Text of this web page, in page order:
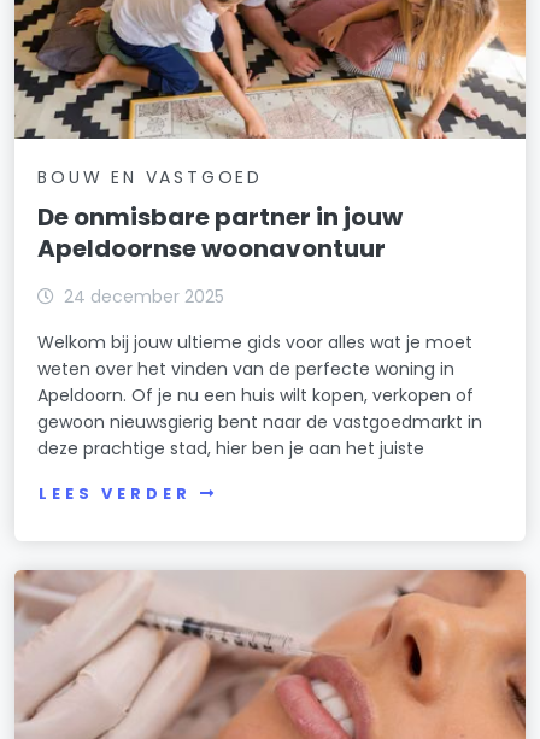
BOUW EN VASTGOED
De onmisbare partner in jouw
Apeldoornse woonavontuur
24 december 2025
Welkom bij jouw ultieme gids voor alles wat je moet
weten over het vinden van de perfecte woning in
Apeldoorn. Of je nu een huis wilt kopen, verkopen of
gewoon nieuwsgierig bent naar de vastgoedmarkt in
deze prachtige stad, hier ben je aan het juiste
LEES VERDER